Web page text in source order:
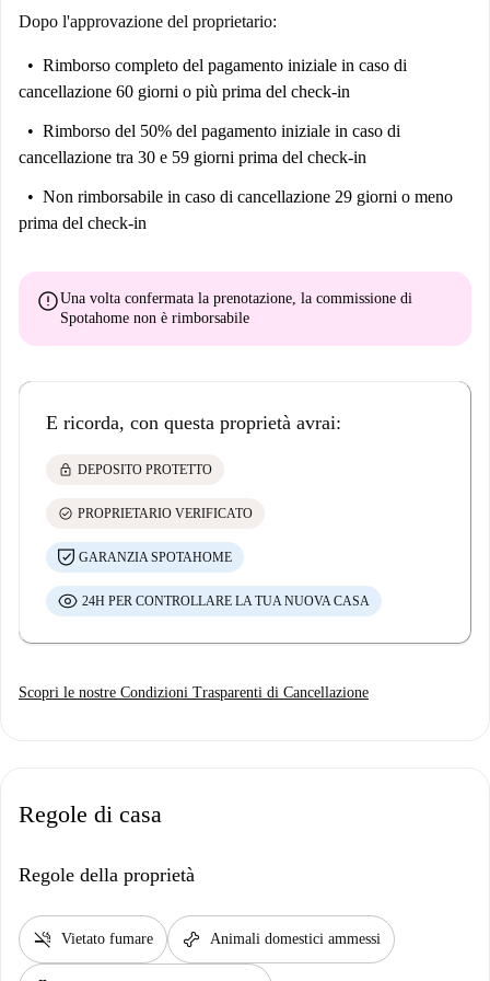
Dopo l'approvazione del proprietario:
Rimborso completo del pagamento iniziale in caso di
cancellazione 60 giorni o più prima del check-in
Rimborso del 50% del pagamento iniziale in caso di
cancellazione tra 30 e 59 giorni prima del check-in
Non rimborsabile in caso di cancellazione 29 giorni o meno
prima del check-in
errorUna volta confermata la prenotazione, la commissione di
Spotahome non è rimborsabile
E ricorda, con questa proprietà avrai:
lock DEPOSITO PROTETTO
check_circle PROPRIETARIO VERIFICATO
GARANZIA SPOTAHOME
24H PER CONTROLLARE LA TUA NUOVA CASA
Scopri le nostre Condizioni Trasparenti di Cancellazione
Regole di casa
Regole della proprietà
smoke_free Vietato fumare pet_supplies Animali domestici ammessi